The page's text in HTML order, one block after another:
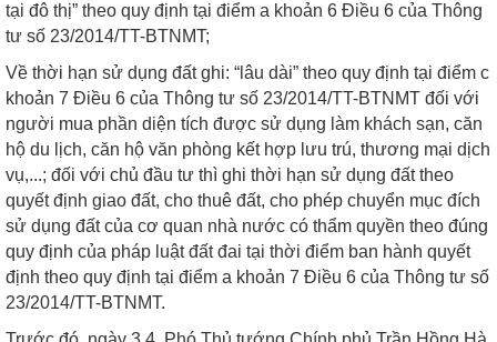
tại đô thị” theo quy định tại điểm a khoản 6 Điều 6 của Thông
tư số 23/2014/TT-BTNMT;
Về thời hạn sử dụng đất ghi: “lâu dài” theo quy định tại điểm c
khoản 7 Điều 6 của Thông tư số 23/2014/TT-BTNMT đối với
người mua phần diện tích được sử dụng làm khách sạn, căn
hộ du lịch, căn hộ văn phòng kết hợp lưu trú, thương mại dịch
vụ,...; đối với chủ đầu tư thì ghi thời hạn sử dụng đất theo
quyết định giao đất, cho thuê đất, cho phép chuyển mục đích
sử dụng đất của cơ quan nhà nước có thẩm quyền theo đúng
quy định của pháp luật đất đai tại thời điểm ban hành quyết
định theo quy định tại điểm a khoản 7 Điều 6 của Thông tư số
23/2014/TT-BTNMT.